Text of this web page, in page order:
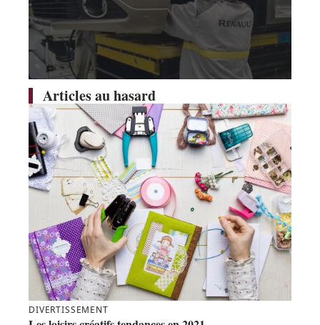
Articles au hasard
DIVERTISSEMENT